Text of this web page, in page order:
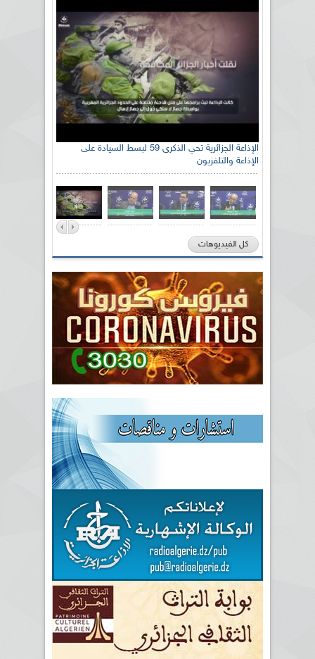
الإذاعة الجزائرية تحي الذكرى 59 لبسط السيادة على
الإذاعة والتلفزيون
كل الفيديوهات